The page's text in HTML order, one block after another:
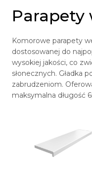
Parapety
Komorowe parapety
dostosowanej do
wysokiej jakości, co
słonecznych. Gładka
zabrudzeniom.
maksymalna długość